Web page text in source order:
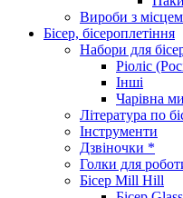
Вироби з
Бісер, бісероплетіння
Набори для
Ріоліс
Інші
Чарівна
Література по
Інструменти
Дзвіночки *
Голки для
Бісер Mill Hill